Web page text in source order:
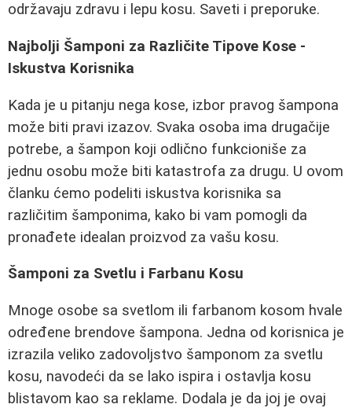
održavaju zdravu i lepu kosu. Saveti i preporuke.
Najbolji Šamponi za Različite Tipove Kose -
Iskustva Korisnika
Kada je u pitanju nega kose, izbor pravog šampona
može biti pravi izazov. Svaka osoba ima drugačije
potrebe, a šampon koji odlično funkcioniše za
jednu osobu može biti katastrofa za drugu. U ovom
članku ćemo podeliti iskustva korisnika sa
različitim šamponima, kako bi vam pomogli da
pronađete idealan proizvod za vašu kosu.
Šamponi za Svetlu i Farbanu Kosu
Mnoge osobe sa svetlom ili farbanom kosom hvale
određene brendove šampona. Jedna od korisnica je
izrazila veliko zadovoljstvo šamponom za svetlu
kosu, navodeći da se lako ispira i ostavlja kosu
blistavom kao sa reklame. Dodala je da joj je ovaj